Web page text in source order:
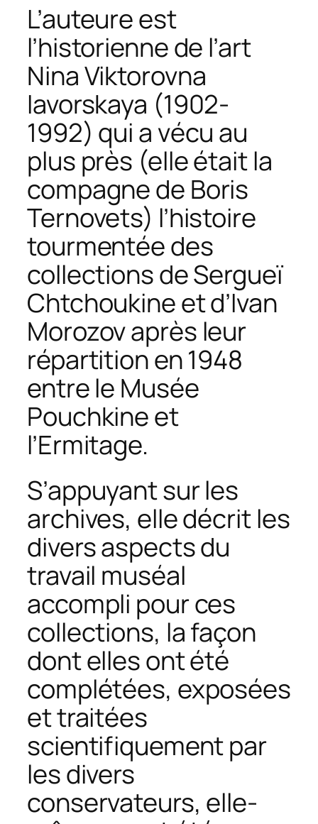
L’auteure est
l’historienne de l’art
Nina Viktorovna
Iavorskaya (1902-
1992) qui a vécu au
plus près (elle était la
compagne de Boris
Ternovets) l’histoire
tourmentée des
collections de Sergueï
Chtchoukine et d’Ivan
Morozov après leur
répartition en 1948
entre le Musée
Pouchkine et
l’Ermitage.
S’appuyant sur les
archives, elle décrit les
divers aspects du
travail muséal
accompli pour ces
collections, la façon
dont elles ont été
complétées, exposées
et traitées
scientifiquement par
les divers
conservateurs, elle-